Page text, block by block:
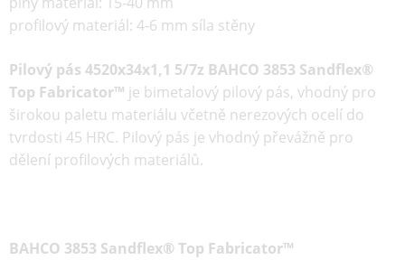
profilový materiál: 4-6 mm síla stěny
Pilový pás 4520x34x1,1 5/7z BAHCO 3853 Sandflex®
Top Fabricator™ je bimetalový pilový pás, vhodný pro
širokou paletu materiálu včetně nerezových ocelí do
tvrdosti 45 HRC. Pilový pás je vhodný převážně pro
dělení profilových materiálů.
BAHCO 3853 Sandflex® Top Fabricator™